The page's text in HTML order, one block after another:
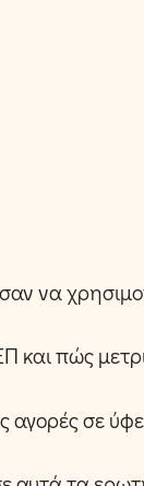
να
και πώς
αγορές σε